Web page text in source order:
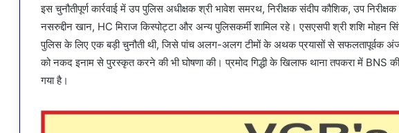
इस चुनौतीपूर्ण कार्रवाई में उप पुलिस अधीक्षक श्री भावेश समरथ, निरीक्षक संदीप कौशिक, उप
नसरुद्दीन खान, HC मिराज किस्पोट्टा और अन्य पुलिसकर्मी शामिल रहे। एसएसपी श्री शशि मोहन
पुलिस के लिए एक बड़ी चुनौती थी, जिसे पांच अलग-अलग टीमों के अथक प्रयासों से सफलतापूर्वक अंजाम
को नकद इनाम से पुरस्कृत करने की भी घोषणा की। प्रमोद गिद्धी के खिलाफ थाना तपकरा में BNS
गया है।